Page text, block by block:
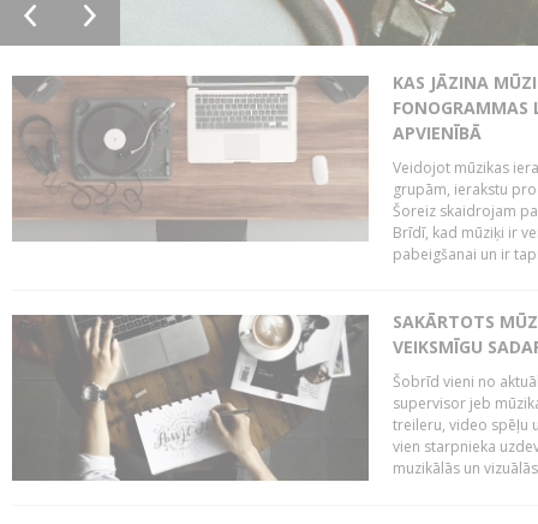
KAS JĀZINA
FONOGRAMMAS
APVIENĪBĀ
Veidojot mūzikas
grupām, ierakstu
Šoreiz skaidrojam
Brīdī, kad mūziķi ir
pabeigšanai un ir
SAKĀRTOTS
VEIKSMĪGU
Šobrīd vieni no
supervisor jeb
treileru, video spēļu
vien starpnieka
muzikālās un